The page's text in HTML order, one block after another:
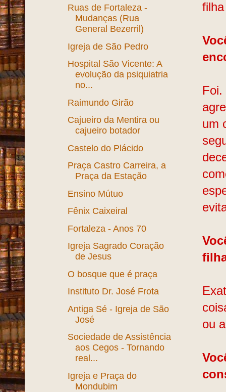
um
ou
Ruas de Fortaleza -
Mudanças (Rua
General Bezerril)
Igreja de São Pedro
Hospital São Vicente: A
evolução da psiquiatria
no...
Raimundo Girão
Cajueiro da Mentira ou
cajueiro botador
Castelo do Plácido
Praça Castro Carreira, a
Praça da Estação
Ensino Mútuo
Fênix Caixeiral
Fortaleza - Anos 70
Igreja Sagrado Coração
de Jesus
O bosque que é praça
Instituto Dr. José Frota
Antiga Sé - Igreja de São
José
Sociedade de Assistência
aos Cegos - Tornando
real...
Igreja e Praça do
Mondubim